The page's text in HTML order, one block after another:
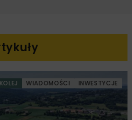
KOLEJ WIADOMOŚCI INWESTYCJE